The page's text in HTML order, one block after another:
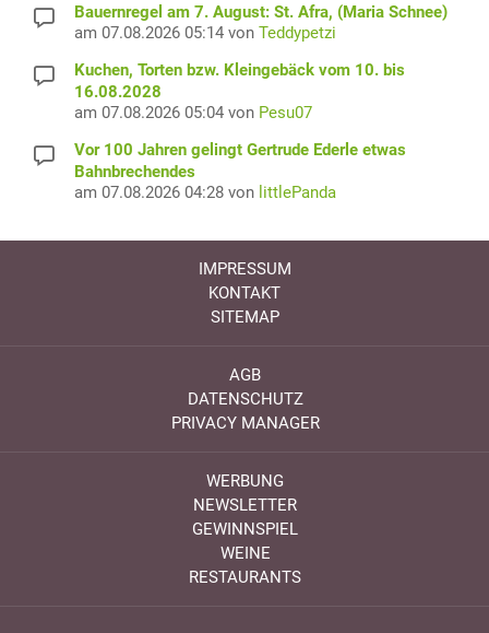
Bauernregel am 7. August: St. Afra, (Maria Schnee)
am 07.08.2026 05:14 von Teddypetzi
Kuchen, Torten bzw. Kleingebäck vom 10. bis
16.08.2028
am 07.08.2026 05:04 von Pesu07
Vor 100 Jahren gelingt Gertrude Ederle etwas
Bahnbrechendes
am 07.08.2026 04:28 von littlePanda
IMPRESSUM
KONTAKT
SITEMAP
AGB
DATENSCHUTZ
PRIVACY MANAGER
WERBUNG
NEWSLETTER
GEWINNSPIEL
WEINE
RESTAURANTS